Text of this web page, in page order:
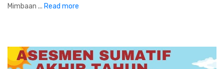
Mimbaan ... Read more